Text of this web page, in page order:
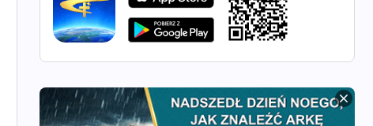
Słowo Boże na każdy dzień:
Obnażanie zepsucia rodzaju
ludzkiego | Fragment 311
Słowo Boże na każdy dzień:
Obnażanie zepsucia rodzaju